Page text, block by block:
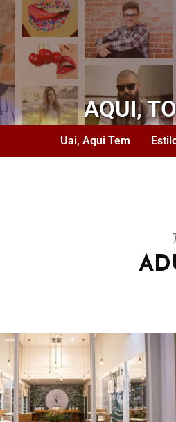
AQUI,
Uai, Aqui Tem